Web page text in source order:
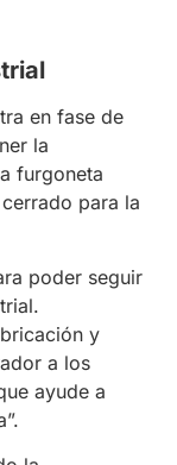
en fase de
la
furgoneta
para la
poder seguir
y
a los
ayude a